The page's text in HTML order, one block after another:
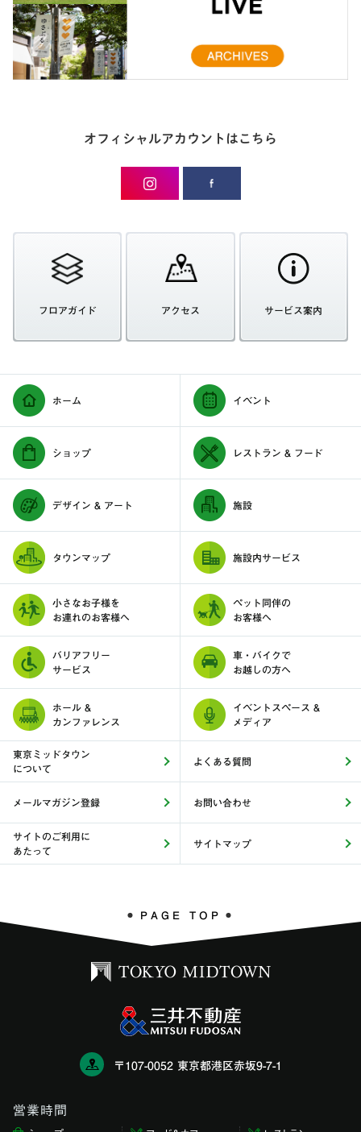
オフィシャルアカウントはこちら
フロアガイド アクセス サービス案内
ホーム イベント
ショップ レストラン & フード
デザイン & アート 施設
タウンマップ 施設内サービス
小さなお子様を
お連れのお客様へ
ペット同伴の
お客様へ
バリアフリー
サービス
車・バイクで
お越しの方へ
ホール &
カンファレンス
イベントスペース &
メディア
東京ミッドタウン
について
よくある質問
メールマガジン登録 お問い合わせ
サイトのご利用に
あたって
サイトマップ
PAGE TOP
〒107-0052 東京都港区赤坂9-7-1
営業時間